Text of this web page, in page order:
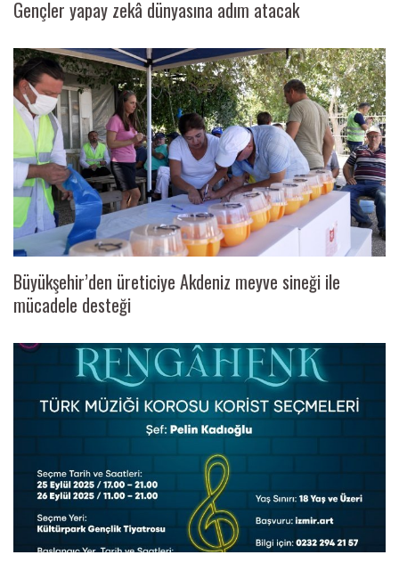
Gençler yapay zekâ dünyasına adım atacak
Büyükşehir’den üreticiye Akdeniz meyve sineği ile
mücadele desteği